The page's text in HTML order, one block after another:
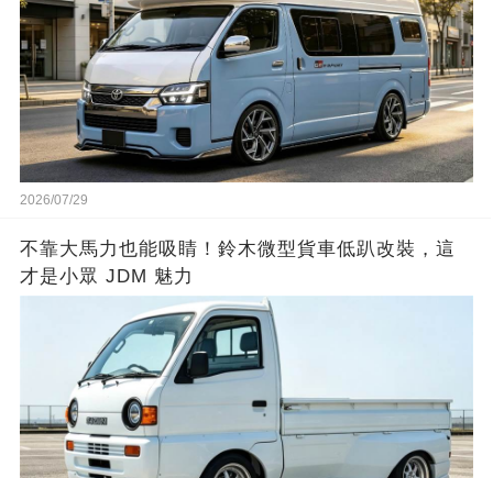
2026/07/29
不靠大馬力也能吸睛！鈴木微型貨車低趴改裝，這
才是小眾 JDM 魅力